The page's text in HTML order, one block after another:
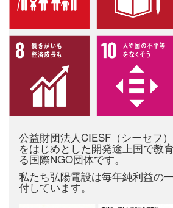
公益財団法人CIESF（シーセフ
をはじめとした開発途上国で教
る国際NGO団体です。
私たち弘陽電設は毎年純利益の
付しています。